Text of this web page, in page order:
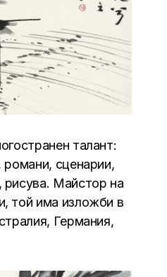
талант:
сценарии,
рисува. Майстор на
той има изложби в
Германия,